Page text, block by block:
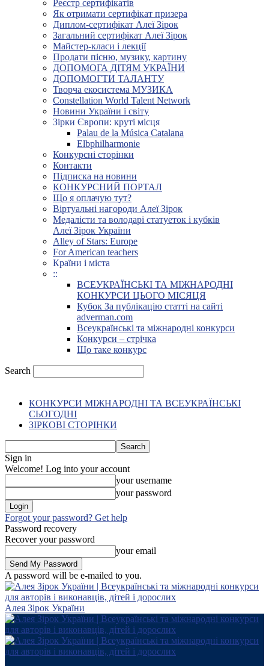
Реєстр сертифікатів
Як отримати сертифікат призера
Диплом-сертифікат Алеї Зірок
Загальний сертифікат Алеї Зірок
Майстер-класи і лекції
Продати пісню, музику, картину
ДОПОМОГА ДІТЯМ УКРАЇНИ
ДОПОМОГТИ ТАЛАНТУ
Творча екосистема МУЗИКА
Constellation World Talent Network
Новини України і світу
Зірки Європи: круті місця
Palau de la Música Catalana
Elbphilharmonie
Конкурсні сторінки
Контакти
Підписка на новини
КОНКУРСНИЙ ПОРТАЛ
Що я оплачую тут?
Віртуальні нагороди Алеї Зірок
Медалісти та володарі статуеток і кубків
Алеї Зірок України
Alley of Stars: Europe
For American teachers
Країни і міста
::
ВСЕУКРАЇНСЬКІ ТА МІЖНАРОДНІ
КОНКУРСИ ЦЬОГО МІСЯЦЯ
Кубок За публікацію статті на сайті
adverman.com
Всеукраїнські та міжнародні конкурси
Конкурси – стрічка
Що таке конкурс
Search
КОНКУРСИ МІЖНАРОДНІ ТА ВСЕУКРАЇНСЬКІ
СЬОГОДНІ
ЗІРКОВІ СТОРІНКИ
Sign in
Welcome! Log into your account
your username
your password
Forgot your password? Get help
Password recovery
Recover your password
your email
A password will be e-mailed to you.
Алея Зірок України